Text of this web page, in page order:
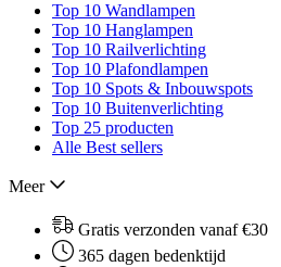
Top 10 Wandlampen
Top 10 Hanglampen
Top 10 Railverlichting
Top 10 Plafondlampen
Top 10 Spots & Inbouwspots
Top 10 Buitenverlichting
Top 25 producten
Alle Best sellers
Meer
Gratis verzonden vanaf €30
365 dagen bedenktijd